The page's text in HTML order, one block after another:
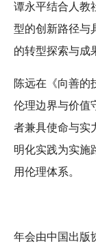
谭永平结合人教
型的创新路径与
的转型探索与成
陈远在《向善
伦理边界与价值
者兼具使命与实
明化实践为实施
用伦理体系。
年会由中国出版